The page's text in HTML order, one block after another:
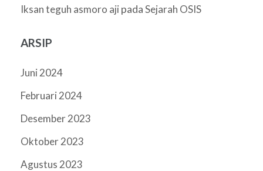
Iksan teguh asmoro aji padaSejarah OSIS
ARSIP
Juni 2024
Februari 2024
Desember 2023
Oktober 2023
Agustus 2023